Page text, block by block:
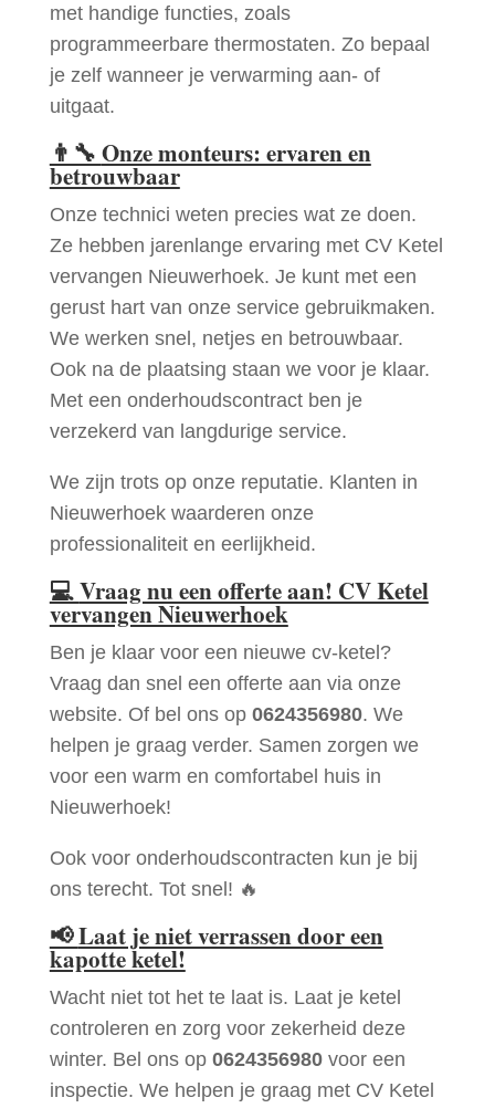
met handige functies, zoals
programmeerbare thermostaten. Zo bepaal
je zelf wanneer je verwarming aan- of
uitgaat.
👨‍🔧 Onze monteurs: ervaren en
betrouwbaar
Onze technici weten precies wat ze doen.
Ze hebben jarenlange ervaring met CV Ketel
vervangen Nieuwerhoek. Je kunt met een
gerust hart van onze service gebruikmaken.
We werken snel, netjes en betrouwbaar.
Ook na de plaatsing staan we voor je klaar.
Met een onderhoudscontract ben je
verzekerd van langdurige service.
We zijn trots op onze reputatie. Klanten in
Nieuwerhoek waarderen onze
professionaliteit en eerlijkheid.
💻Vraag nu een offerte aan! CV Ketel
vervangen Nieuwerhoek
Ben je klaar voor een nieuwe cv-ketel?
Vraag dan snel een offerte aan via onze
website. Of bel ons op 0624356980. We
helpen je graag verder. Samen zorgen we
voor een warm en comfortabel huis in
Nieuwerhoek!
Ook voor onderhoudscontracten kun je bij
ons terecht. Tot snel! 🔥
📢Laat je niet verrassen door een
kapotte ketel!
Wacht niet tot het te laat is. Laat je ketel
controleren en zorg voor zekerheid deze
winter. Bel ons op 0624356980voor een
inspectie. We helpen je graag met CV Ketel